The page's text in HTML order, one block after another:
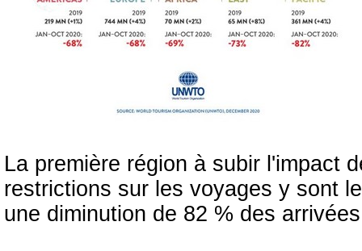
La première région à subir l'impact
restrictions sur les voyages y sont
une diminution de 82 % des